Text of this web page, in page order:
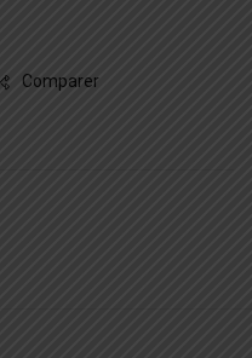
Comparer